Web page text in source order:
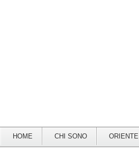
HOME CHI SONO ORIENTE